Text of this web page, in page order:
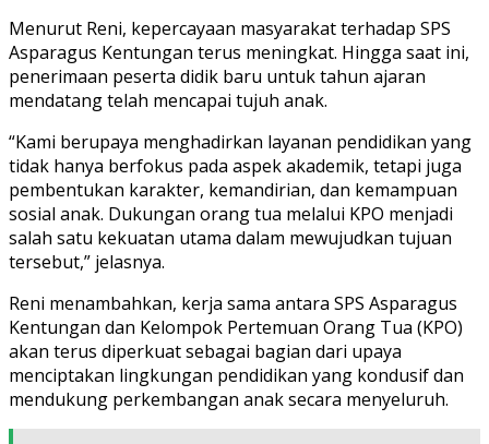
Menurut Reni, kepercayaan masyarakat terhadap SPS
Asparagus Kentungan terus meningkat. Hingga saat ini,
penerimaan peserta didik baru untuk tahun ajaran
mendatang telah mencapai tujuh anak.
“Kami berupaya menghadirkan layanan pendidikan yang
tidak hanya berfokus pada aspek akademik, tetapi juga
pembentukan karakter, kemandirian, dan kemampuan
sosial anak. Dukungan orang tua melalui KPO menjadi
salah satu kekuatan utama dalam mewujudkan tujuan
tersebut,” jelasnya.
Reni menambahkan, kerja sama antara SPS Asparagus
Kentungan dan Kelompok Pertemuan Orang Tua (KPO)
akan terus diperkuat sebagai bagian dari upaya
menciptakan lingkungan pendidikan yang kondusif dan
mendukung perkembangan anak secara menyeluruh.